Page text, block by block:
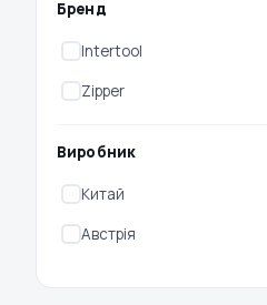
Бренд
Intertool
Zipper
Виробник
Китай
Австрія